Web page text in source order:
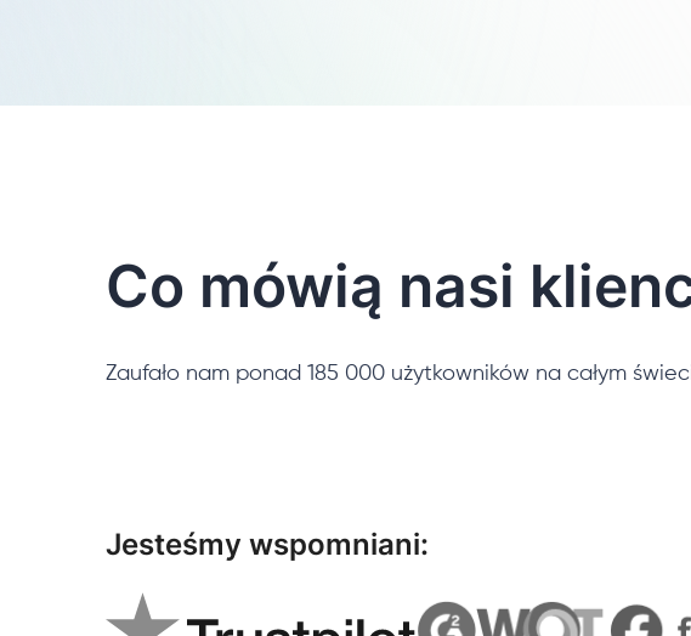
Co mówią nasi
Zaufało nam ponad 185 000 użytkowników na całym
Jesteśmy wspomniani: